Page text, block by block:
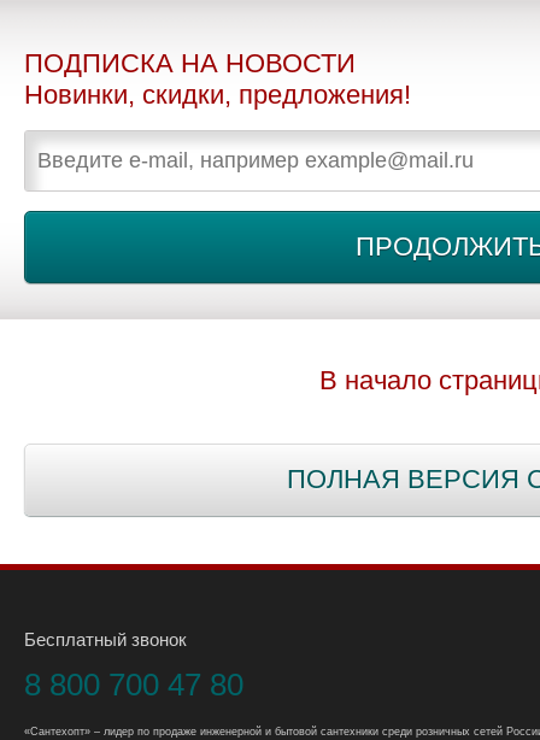
ПОДПИСКА НА НОВОСТИ
Новинки, скидки, предложения!
В начало
ПОЛНАЯ ВЕРСИЯ
Бесплатный звонок
8 800 700 47 80
«Сантехопт» – лидер по продаже инженерной и бытовой сантехники среди розничных сетей